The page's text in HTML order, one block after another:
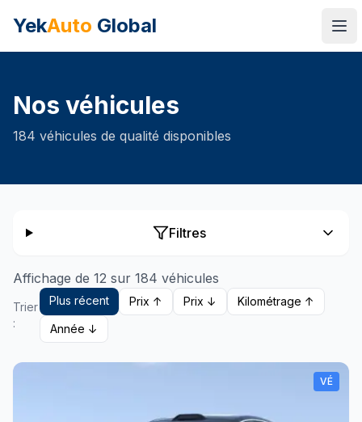
YekAuto Global
Nos véhicules
184 véhicules de qualité disponibles
Filtres
Affichage de 12 sur 184 véhicules
Trier
:
Plus récent Prix ↑ Prix ↓
Kilométrage ↑
Année ↓
VÉ